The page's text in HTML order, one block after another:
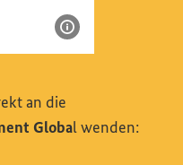
an die
Global wenden: